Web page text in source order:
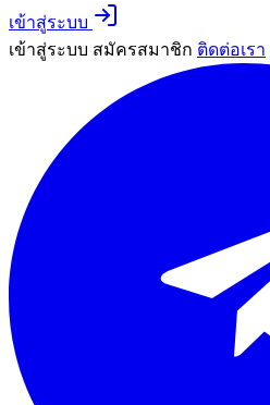
เข้าสู่ระบบ
เข้าสู่ระบบ สมัครสมาชิก ติดต่อเรา